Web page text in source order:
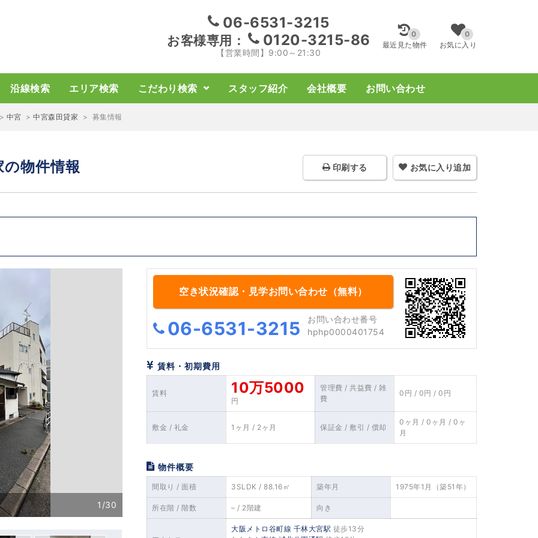
06-6531-3215
お客様専用： 0120-3215-86
【営業時間】9:00～21:30
0
最近 見た物件
0
お気に入り
沿線検索 エリア検索 こだわり検索 スタッフ紹介 会社概要 お問い合わせ
中宮 > 中宮森田貸家 > 募集情報
の物件情報 印刷する お気に入り追加
1/30 間取り
へ
空き状況確認・見学お問い合わせ（無料）
06-6531-3215
お問い合わせ番号
hphp0000401754
賃料・初期費用
賃料 10万5000
円
管理費 / 共益費 / 雑
費
0円 / 0円 / 0円
敷金 / 礼金 1ヶ月 / 2ヶ月 保証金 / 敷引 / 償却
0ヶ月 / 0ヶ月 / 0ヶ
月
物件概要
間取り / 面積 3SLDK / 88.16㎡ 築年月 1975年1月（築51年）
所在階 / 階数 – / 2階建 向き
大阪メトロ谷町線 千林大宮駅 徒歩13分